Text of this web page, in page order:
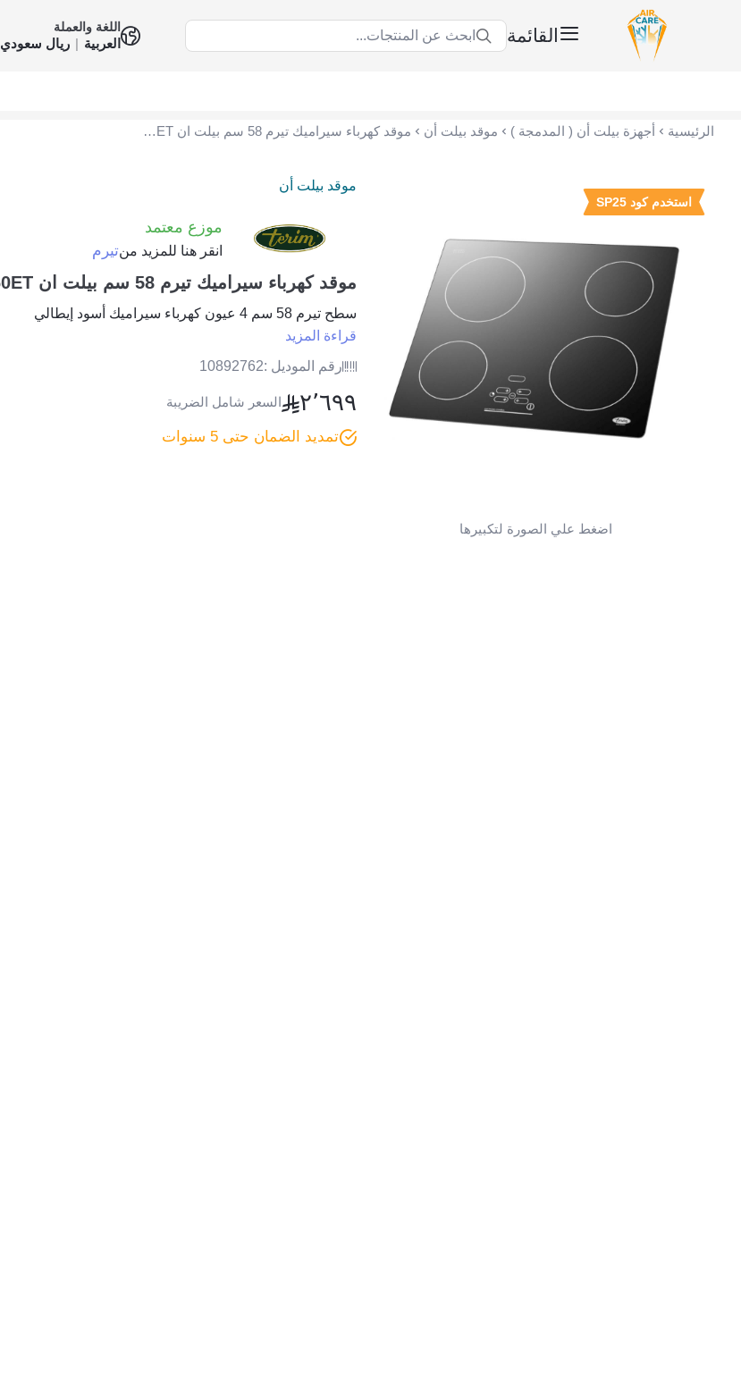
القائمة ابحث عن المنتجات...
اللغة والعملة
العربية | ريال سعودي
الرئيسية أجهزة بيلت أن ( المدمجة ) موقد بيلت أن موقد كهرباء سيراميك تيرم 58 سم بيلت ان TRMVC60ET
استخدم كود SP25
اضغط علي الصورة لتكبيرها
موقد بيلت أن
موزع معتمد
انقر هنا للمزيد منتيرم
موقد كهرباء سيراميك تيرم 58 سم بيلت ان TRMVC60ET
سطح تيرم 58 سم 4 عيون كهرباء سيراميك أسود إيطالي
قراءة المزيد
رقم الموديل :10892762
٢٬٦٩٩ السعر شامل الضريبة
تمديد الضمان حتى 5 سنوات